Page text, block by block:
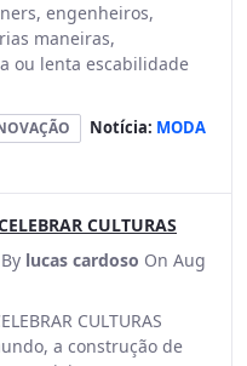
engenheiros,
maneiras,
ou lenta escabilidade
Notícia: MODA
CULTURAS
By lucas cardoso On Aug
CULTURAS
a construção de